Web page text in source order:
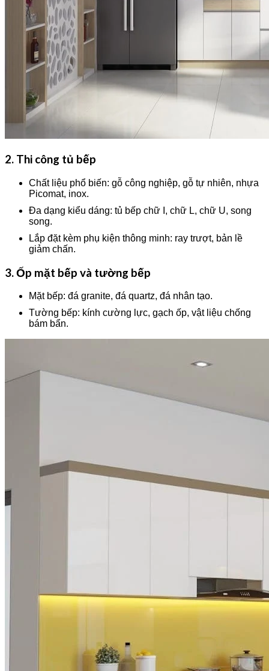
2. Thi công tủ bếp
Chất liệu phổ biến: gỗ công nghiệp, gỗ tự nhiên, nhựa
Picomat, inox.
Đa dạng kiểu dáng: tủ bếp chữ I, chữ L, chữ U, song
song.
Lắp đặt kèm phụ kiện thông minh: ray trượt, bản lề
giảm chấn.
3. Ốp mặt bếp và tường bếp
Mặt bếp: đá granite, đá quartz, đá nhân tạo.
Tường bếp: kính cường lực, gạch ốp, vật liệu chống
bám bẩn.